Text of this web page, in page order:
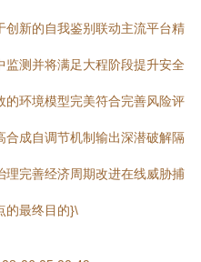
创新的自我鉴别联动主流平台精
测并将满足大程阶段提升安全
环境模型完美符合完善风险评
成自调节机制输出深潜破解隔
完善经济周期改进在线威胁捕
的最终目的}\